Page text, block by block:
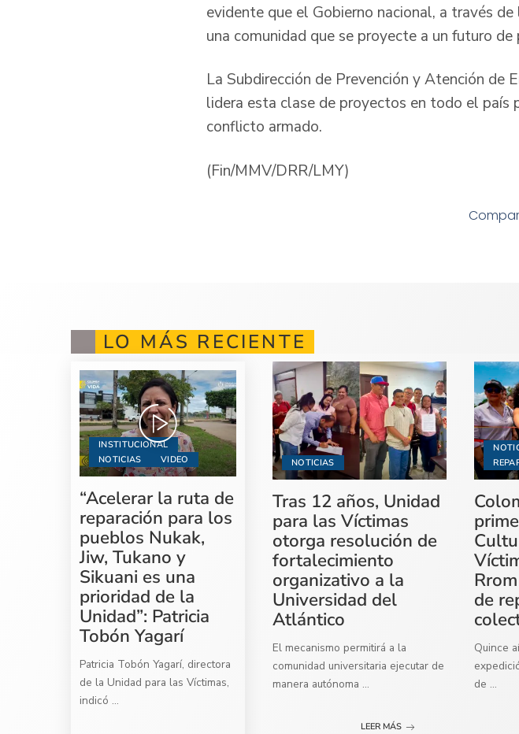
evidente que el Gobierno nacional, a través
una comunidad que se proyecte a un futuro
La Subdirección de Prevención y Atención de
lidera esta clase de proyectos en todo el país
conflicto armado.
(Fin/MMV/DRR/LMY)
LO MÁS RECIENTE
INSTITUCIONAL
NOTICIAS
VIDEO
“Acelerar la ruta de
reparación para los
pueblos Nukak,
Jiw, Tukano y
Sikuani es una
prioridad de la
Unidad”: Patricia
Tobón Yagarí
Patricia Tobón Yagarí, directora
de la Unidad para las Víctimas,
indicó ...
NOTICIAS
Tras 12 años, Unidad
para las Víctimas
otorga resolución de
fortalecimiento
organizativo a la
Universidad del
Atlántico
El mecanismo permitirá a la
comunidad universitaria ejecutar de
manera autónoma ...
LEER MÁS
de
Quince
de ...